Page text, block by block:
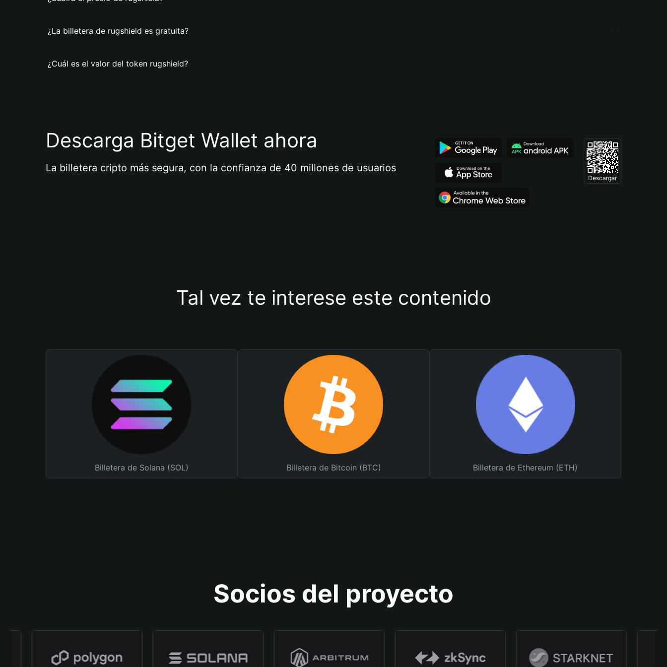
¿La billetera de rugshield es gratuita?
¿Cuál es el valor del token rugshield?
Descarga Bitget Wallet ahora
La billetera cripto más segura, con la confianza de 40 millones de usuarios
Descargar
Tal vez te interese este contenido
Billetera de Solana (SOL) Billetera de Bitcoin (BTC) Billetera de Ethereum (ETH)
Socios del proyecto